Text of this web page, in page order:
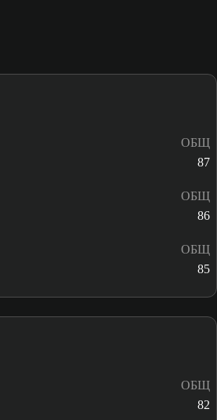
ОБЩ
87
ОБЩ
86
ОБЩ
85
ОБЩ
82